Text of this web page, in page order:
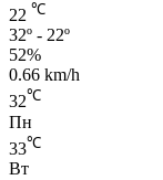
22 ℃
32º - 22º
52%
0.66 km/h
32℃
Пн
33℃
Вт